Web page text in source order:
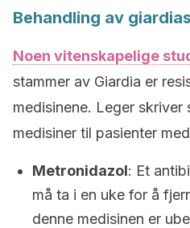
Behandling av
Noen vitenskapelige
stammer av Giardia er
medisinene. Leger
medisiner til pasienter
Metronidazol: Et
må ta i en uke for å
denne medisinen er